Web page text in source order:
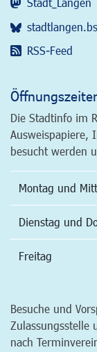
Stadt_Langen
RSS-Feed
Die Stadtinfo im
Ausweispapiere,
besucht werden
Montag und
Dienstag und
Freitag
Besuche und
Zulassungsstelle
nach